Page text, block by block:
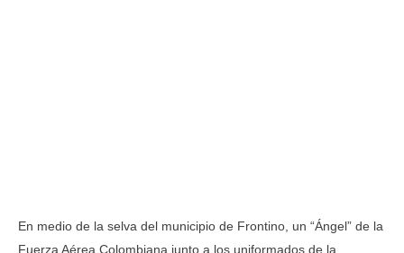
En medio de la selva del municipio de Frontino, un “Ángel” de la
Fuerza Aérea Colombiana junto a los uniformados de la